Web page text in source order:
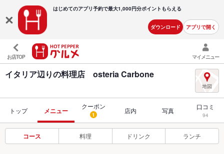
はじめてのアプリ予約で最大1,000円分ポイントもらえる
ダウンロード アプリで開く
お店TOP マイメニュー
イタリア辺りの料理店 osteria Carbone
トップ メニュー
クーポン
1 店内 写真 口コミ
94
コース 料理 ドリンク ランチ